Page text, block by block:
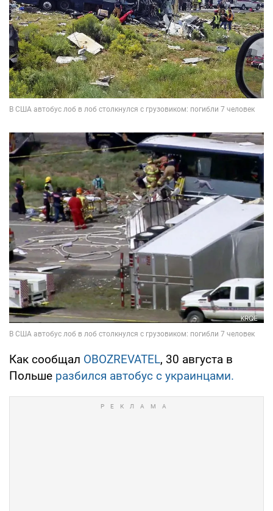
Как сообщал OBOZREVATEL, 30 августа в
Польше разбился автобус с украинцами.